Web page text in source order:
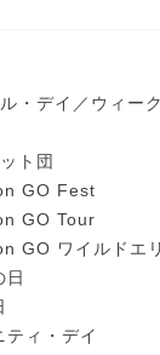
・デイ／ウィー
ト団
GO Fest
GO Tour
GO ワイルドエ
日
ティ・デイ